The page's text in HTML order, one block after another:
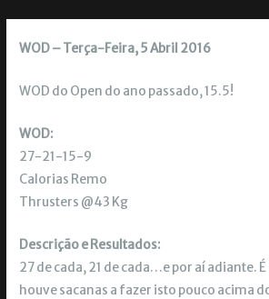
WOD – Terça-Feira, 5 Abril 2016
WOD do Open do ano passado, 15.5!
WOD:
27-21-15-9
Calorias Remo
Thrusters @43 Kg
Descrição e Resultados:
27 de cada, 21 de cada…e por aí adiante.
houve sacanas a fazer isto pouco acima